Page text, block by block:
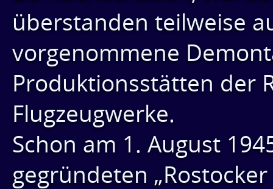
überstanden teilweise
vorgenommene
Produktionsstätten der
Flugzeugwerke.
Schon am 1. August
gegründeten